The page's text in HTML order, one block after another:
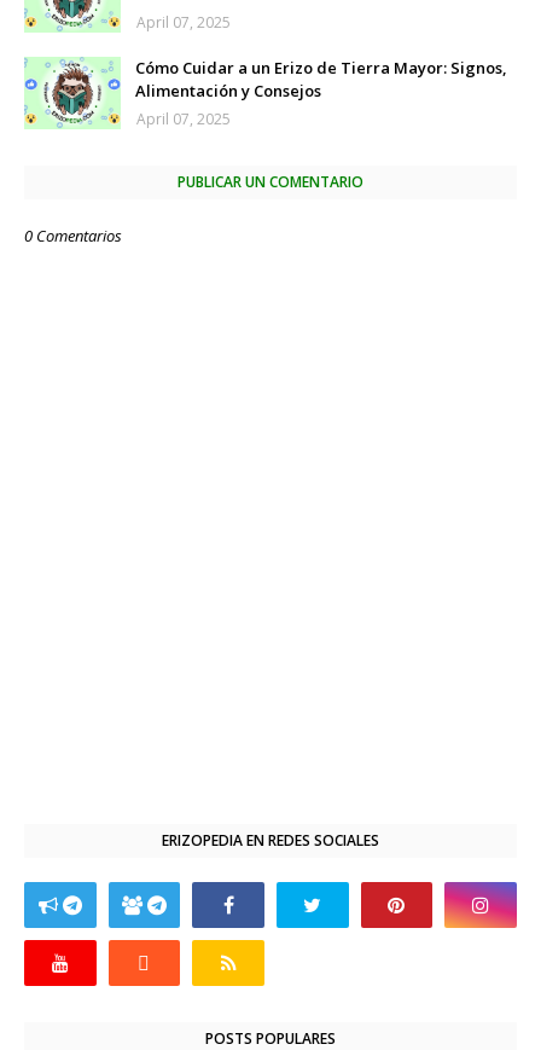
April 07, 2025
Cómo Cuidar a un Erizo de Tierra Mayor: Signos,
Alimentación y Consejos
April 07, 2025
PUBLICAR UN COMENTARIO
0 Comentarios
ERIZOPEDIA EN REDES SOCIALES
POSTS POPULARES